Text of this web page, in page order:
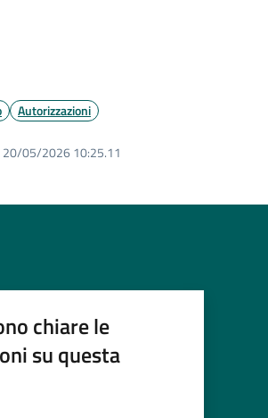
Autorizzazioni
20/05/2026 10:25.11
chiare le
su questa